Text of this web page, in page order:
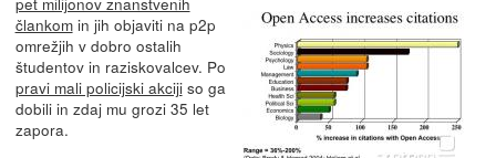
člankomin jih objaviti na p2p
omrežjih v dobro ostalih
študentov in raziskovalcev. Po
pravi mali policijski akcijiso ga
dobili in zdaj mu grozi 35 let
zapora.